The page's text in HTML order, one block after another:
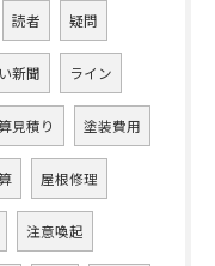
読者 疑問
新聞 ライン
見積り 塗装費用
屋根修理
注意喚起